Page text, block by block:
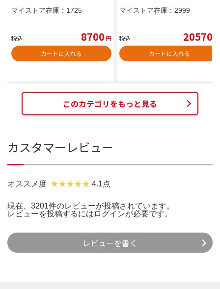
マイストア在庫： 1725
税込 8700円
カートに入れる
マイストア在庫： 2999
税込 20570
カートに入れる
このカテゴリをもっと見る
カスタマーレビュー
オススメ度 4.1点
現在、3201件のレビューが投稿されています。
レビューを投稿するには ログインが必要です。
レビューを書く